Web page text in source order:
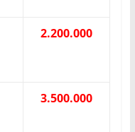
2.200.000
3.500.000